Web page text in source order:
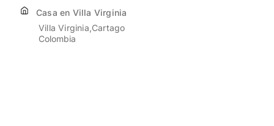
Casa en Villa Virginia
Villa Virginia Cartago
Colombia